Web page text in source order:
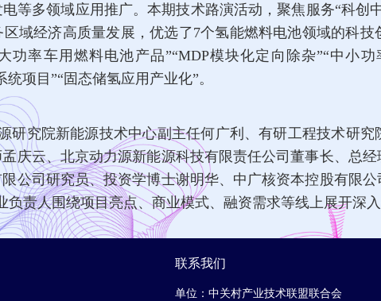
等多领域应用推广。本期技术路演活动，聚焦服务“科创
域经济高质量发展，优选了7个氢能燃料电池领域的科
功率车用燃料电池产品”“MDP模块化定向除杂”“中小
项目”“固态储氢应用产业化”。
研究院新能源技术中心副主任何广利、有研工程技术研
庆云、北京动力源新能源科技有限责任公司董事长、总
公司研究员、投资学博士谢明华、中广核资本控股有限
责人围绕项目亮点、商业模式、融资需求等线上展开深入
联系我们
单位：中关村产业技术联盟联合会